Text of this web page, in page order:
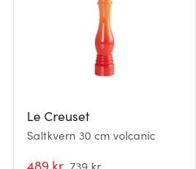
Le Creuset
Saltkvern 30 cm volcanic
489 kr 739 kr